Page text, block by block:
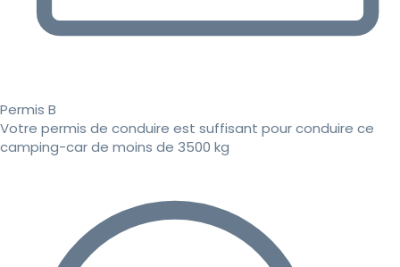
Permis B
Votre permis de conduire est suffisant pour conduire ce
camping-car de moins de 3500 kg